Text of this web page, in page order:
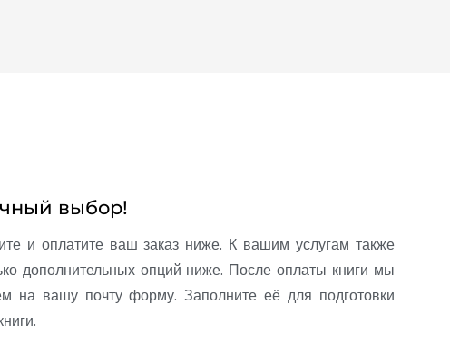
выбор!
и оплатите ваш заказ ниже. К вашим услугам также
дополнительных опций ниже. После оплаты книги мы
на вашу почту форму. Заполните её для подготовки